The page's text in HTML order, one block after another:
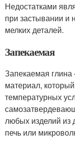
Недостатками
при застывании и
мелких деталей.
Запекаемая
Запекаемая
материал,
температурных
любых изделий из
печь или